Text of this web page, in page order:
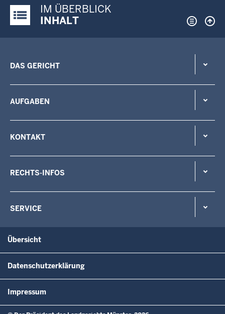
Justiz-Portal im Überblick:
IM ÜBERBLICK
INHALT
DAS GERICHT
AUFGABEN
KONTAKT
RECHTS-INFOS
SERVICE
Übersicht
Datenschutzerklärung
Impressum